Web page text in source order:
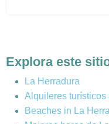
Explora este
La Herradura
Alquileres turísticos
Beaches in La